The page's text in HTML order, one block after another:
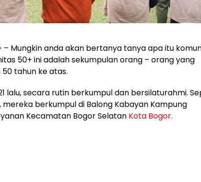
– Mungkin anda akan bertanya tanya apa itu
50+ ini adalah sekumpulan orang – orang yang
tahun ke atas.
lalu, secara rutin berkumpul dan bersilaturahmi.
mereka berkumpul di Balong Kabayan Kampung
Kecamatan Bogor Selatan Kota Bogor.